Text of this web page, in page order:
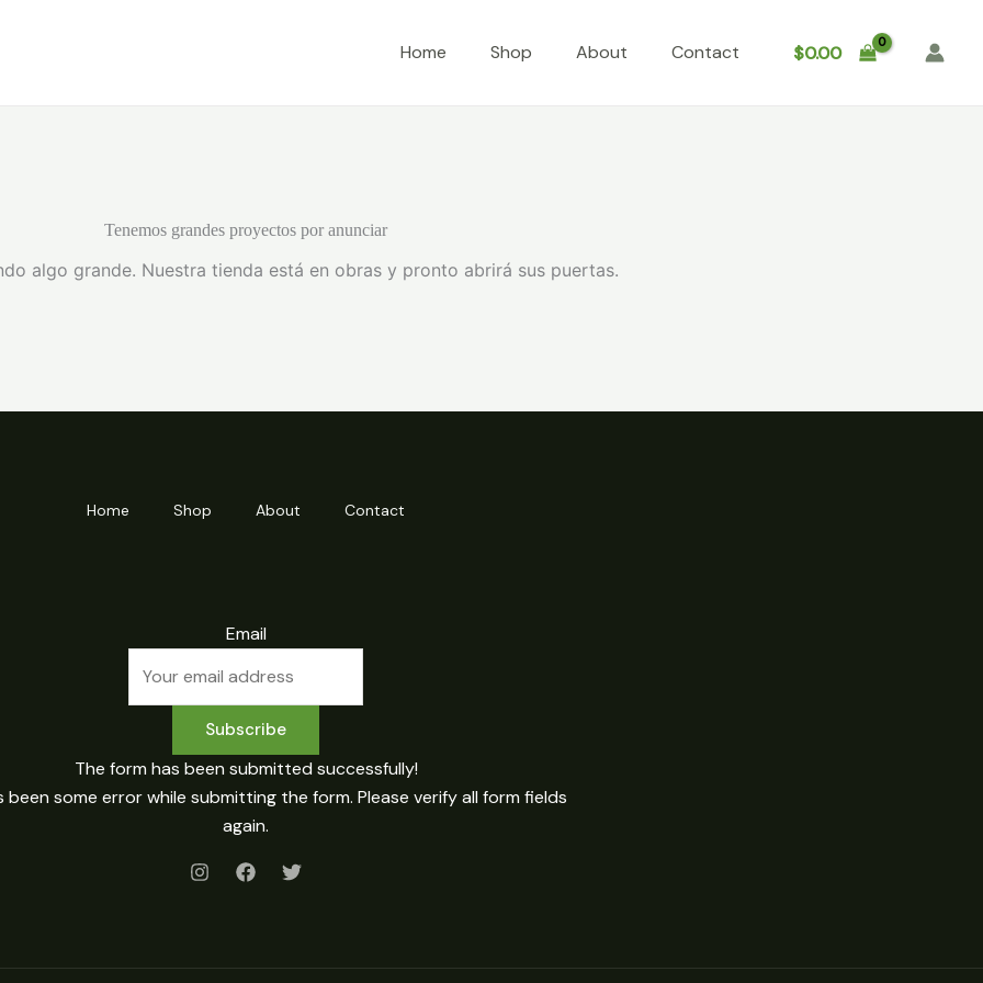
Home Shop About Contact $0.00
Tenemos grandes proyectos por anunciar
algo grande. Nuestra tienda está en obras y pronto abrirá sus puertas.
Home Shop About Contact
Email
Subscribe
The form has been submitted successfully!
been some error while submitting the form. Please verify all form fields
again.